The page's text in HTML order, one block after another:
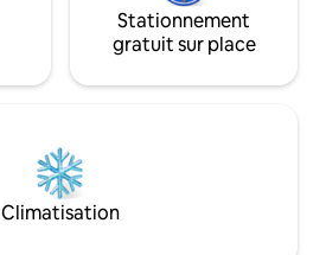
Stationnement
gratuit sur place
Climatisation